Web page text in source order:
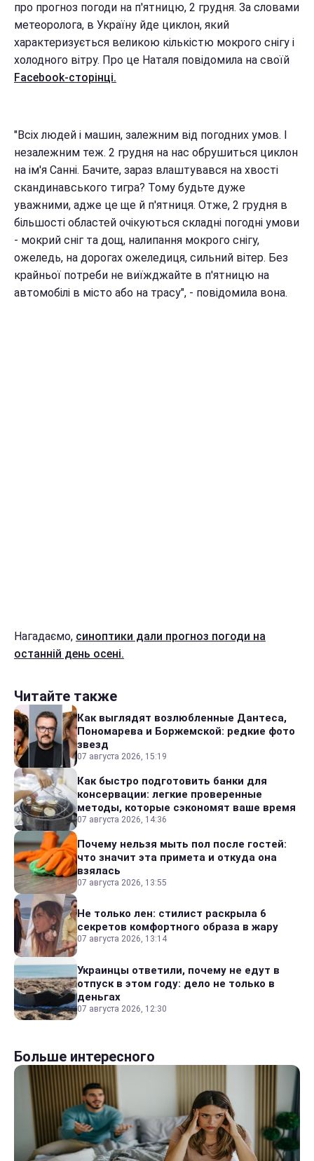
про прогноз погоди на п'ятницю, 2 грудня. За словами
метеоролога, в Україну йде циклон, який
характеризується великою кількістю мокрого снігу і
холодного вітру. Про це Наталя повідомила на своїй
Facebook-сторінці.
"Всіх людей і машин, залежним від погодних умов. І
незалежним теж. 2 грудня на нас обрушиться циклон
на ім'я Санні. Бачите, зараз влаштувався на хвості
скандинавського тигра? Тому будьте дуже
уважними, адже це ще й п'ятниця. Отже, 2 грудня в
більшості областей очікуються складні погодні умови
- мокрий сніг та дощ, налипання мокрого снігу,
ожеледь, на дорогах ожеледиця, сильний вітер. Без
крайньої потреби не виїжджайте в п'ятницю на
автомобілі в місто або на трасу", - повідомила вона.
Нагадаємо, синоптики дали прогноз погоди на
останній день осені.
Читайте также
Как выглядят возлюбленные Дантеса,
Пономарева и Боржемской: редкие фото
звезд
07 августа 2026, 15:19
Как быстро подготовить банки для
консервации: легкие проверенные
методы, которые сэкономят ваше время
07 августа 2026, 14:36
Почему нельзя мыть пол после гостей:
что значит эта примета и откуда она
взялась
07 августа 2026, 13:55
Не только лен: стилист раскрыла 6
секретов комфортного образа в жару
07 августа 2026, 13:14
Украинцы ответили, почему не едут в
отпуск в этом году: дело не только в
деньгах
07 августа 2026, 12:30
Больше интересного